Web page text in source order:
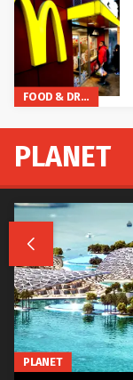
FOOD & DRINKS
PLANET

PLANET